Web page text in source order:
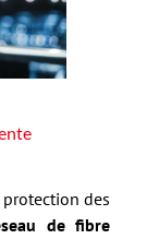
des
de fibre